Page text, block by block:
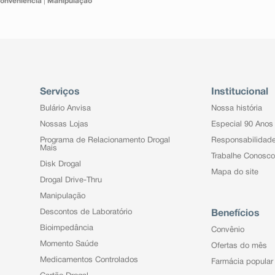
Serviços
Bulário Anvisa
Nossas Lojas
Programa de Relacionamento Drogal
Mais
Disk Drogal
Drogal Drive-Thru
Manipulação
Descontos de Laboratório
Bioimpedância
Momento Saúde
Medicamentos Controlados
Institucional
Nossa história
Especial 90 Anos
Trabalhe Conosco
Mapa do site
Benefícios
Convênio
Ofertas do mês
Farmácia popular